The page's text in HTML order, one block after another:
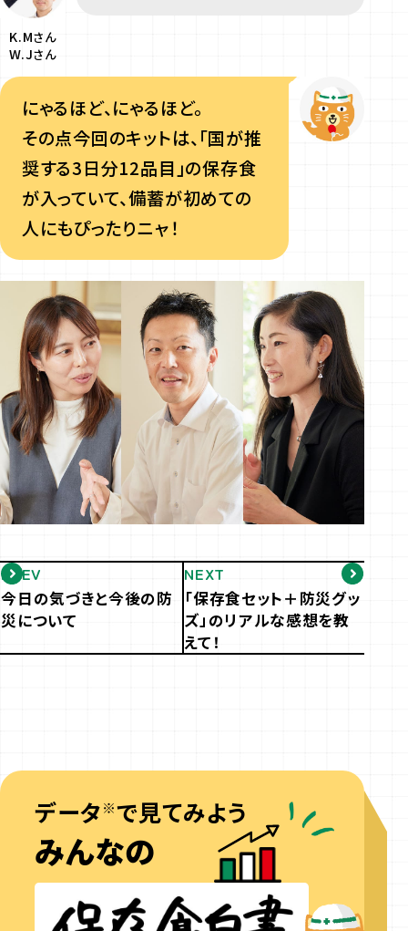
K.Mさん
W.Jさん
にゃるほど、にゃるほど。
その点今回のキットは、「国が推
奨する3日分12品目」の保存食
が入っていて、備蓄が初めての
人にもぴったりニャ！
PREV
今日の気づきと今後の防
災について
NEXT
「保存食セット＋防災グッ
ズ」のリアルな感想を教
えて！
データ※で見てみよう
みんなの